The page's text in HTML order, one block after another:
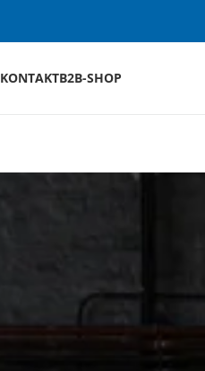
KONTAKTB2B-SHOP